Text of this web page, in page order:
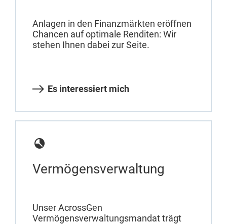
Anlagen in den Finanzmärkten eröffnen
Chancen auf optimale Renditen: Wir
stehen Ihnen dabei zur Seite.
Es interessiert mich
Vermögensverwaltung
Unser AcrossGen
Vermögensverwaltungsmandat trägt